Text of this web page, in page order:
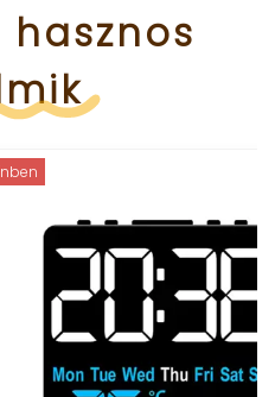
hasznos